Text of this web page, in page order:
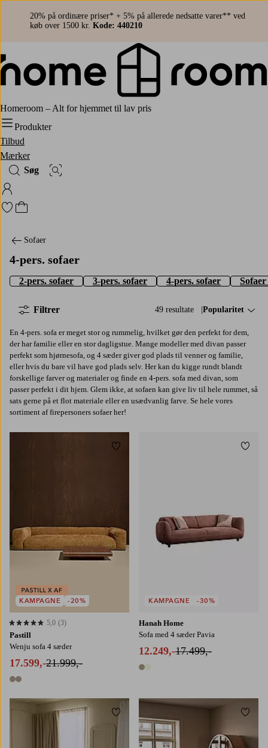
20% på ordinære priser* + 5% på allerede nedsatte varer** ved
køb over 1500 kr. Kode: 440210
Homeroom – Alt for hjemmet til lav pris
Produkter
Tilbud
Mærker
Søg
Billedsøgning
Log ind på Homeroom
Gå til favoritmarkerede produkter
Gå til indkøbskurven
Sofaer
4-pers. sofaer
2-pers. sofaer 3-pers. sofaer 4-pers. sofaer Sofaer
49 resultate Sorter efter:
Popularitet
Filtrer
En 4-pers. sofa er meget stor og rummelig, hvilket gør den perfekt for dem,
der har familie eller en stor dagligstue. Mange modeller med divan passer
perfekt som hjørnesofa, og 4 sæder giver god plads til venner og familie,
eller hvis du bare vil have god plads selv. Her kan du kigge rundt blandt
forskellige farver og materialer og finde en 4-pers. sofa med divan, som
passer perfekt i dit hjem. Glem ikke, at sofaen kan give liv til hele rummet, så
sats gerne på et flot materiale eller en usædvanlig farve. Se hele vores
sortiment af firepersoners sofaer her!
Pastill
Wenju sofa 4 sæder
17.599,-21.999,-
2 farver
5,0 baseret på 3 bedømmelser
5,0 (3)
KAMPAGNE -20%
Tilføj til favoritter
Hanah Home
Sofa med 4 sæder Pavia
12.249,-17.499,-
2 farver
KAMPAGNE -30%
Tilføj til favoritter